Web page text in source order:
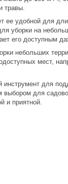
травы.
удобной для
на
его доступным
небольших
мест,
для
для
и приятной.